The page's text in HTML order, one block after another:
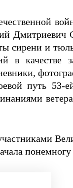
Дмитриевич
сирени и
в
путь 53-
понемногу